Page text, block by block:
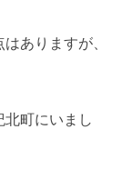
ありますが、
町にいまし